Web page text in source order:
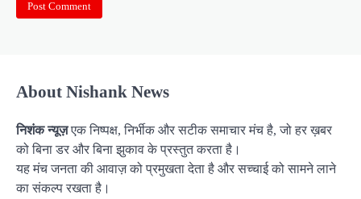
About Nishank News
निशंक न्यूज़एक निष्पक्ष, निर्भीक और सटीक समाचार मंच है, जो हर ख़बर
को बिना डर और बिना झुकाव के प्रस्तुत करता है।
यह मंच जनता की आवाज़ को प्रमुखता देता है और सच्चाई को सामने लाने
का संकल्प रखता है।